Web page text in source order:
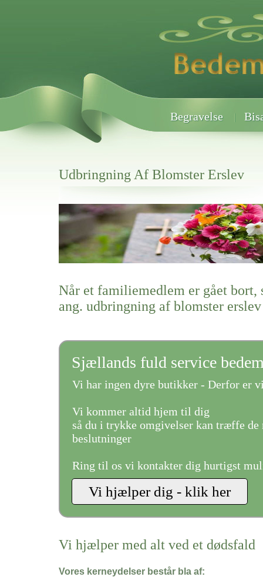
Begravelse
Udbringning Af Blomster Erslev
Her hos os får du altid en god afslutning når det gælder
Udbringning Af Blomster Erslev
vi hjælper i alle faser af begravelsel
Når et familiemedlem er gået bort,
ang. udbringning af blomster erslev
Sjællands fuld service
Vi har ingen dyre butikker - Derfor er
Vi kommer altid hjem til dig
så du i trykke omgivelser kan træffe de
beslutninger
Ring til os vi kontakter dig hurtigst
Vi hjælper med alt ved et dødsfald
Vores kerneydelser består bla af: